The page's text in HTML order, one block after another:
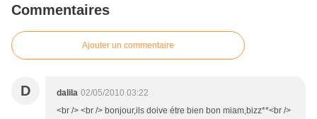
Commentaires
Ajouter un commentaire
D dalila 02/05/2010 03:22
<br /> <br /> bonjour,ils doive étre bien bon miam,bizz**<br />